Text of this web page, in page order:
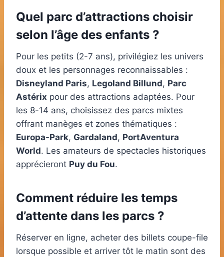
Quel parc d’attractions choisir
selon l’âge des enfants ?
Pour les petits (2-7 ans), privilégiez les univers
doux et les personnages reconnaissables :
Disneyland Paris, Legoland Billund, Parc
Astérix pour des attractions adaptées. Pour
les 8-14 ans, choisissez des parcs mixtes
offrant manèges et zones thématiques :
Europa-Park, Gardaland, PortAventura
World. Les amateurs de spectacles historiques
apprécieront Puy du Fou.
Comment réduire les temps
d’attente dans les parcs ?
Réserver en ligne, acheter des billets coupe-file
lorsque possible et arriver tôt le matin sont des